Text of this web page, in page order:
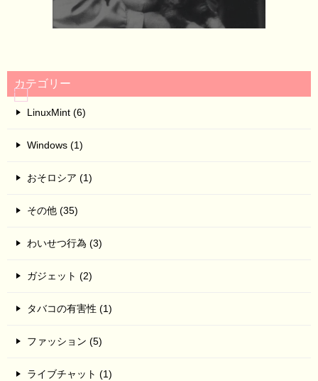
カテゴリー
LinuxMint (6)
Windows (1)
おそロシア (1)
その他 (35)
わいせつ行為 (3)
ガジェット (2)
タバコの有害性 (1)
ファッション (5)
ライブチャット (1)